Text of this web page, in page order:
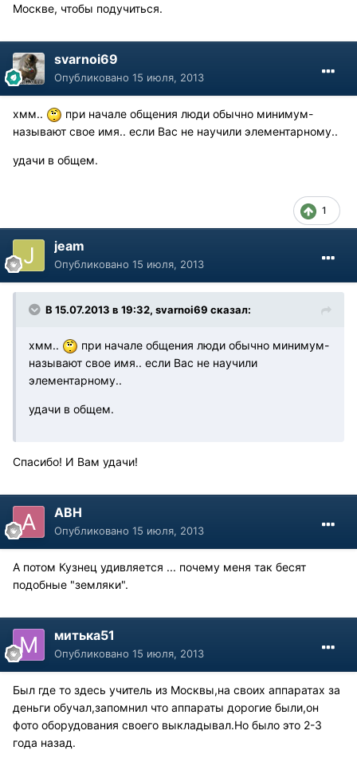
Москве, чтобы подучиться.
svarnoi69
Опубликовано 15 июля, 2013
хмм..
при начале общения люди обычно минимум-
называют свое имя.. если Вас не научили элементарному..
удачи в общем.
1
jeam
Опубликовано 15 июля, 2013
В 15.07.2013 в 19:32, svarnoi69 сказал:
хмм..
при начале общения люди обычно минимум-
называют свое имя.. если Вас не научили
элементарному..
удачи в общем.
Спасибо! И Вам удачи!
АВН
Опубликовано 15 июля, 2013
А потом Кузнец удивляется ... почему меня так бесят
подобные "земляки".
митька51
Опубликовано 15 июля, 2013
Был где то здесь учитель из Москвы,на своих аппаратах за
деньги обучал,запомнил что аппараты дорогие были,он
фото оборудования своего выкладывал.Но было это 2-3
года назад.